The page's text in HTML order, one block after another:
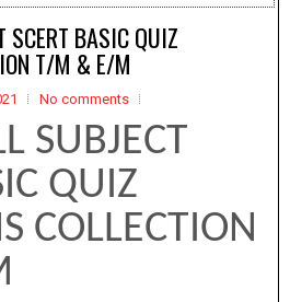
SCERT BASIC QUIZ
T/M & E/M
No comments
SUBJECT
QUIZ
COLLECTION